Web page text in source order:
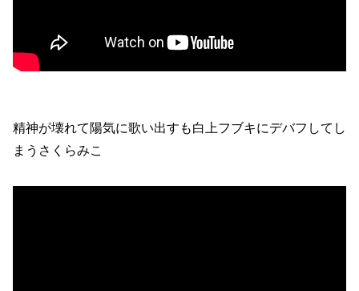
精神が壊れて陽気に歌い出すも白上フブキにデバフしてし
まうさくらみこ